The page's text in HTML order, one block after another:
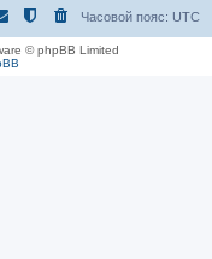
Часовой пояс: UTC
© phpBB Limited